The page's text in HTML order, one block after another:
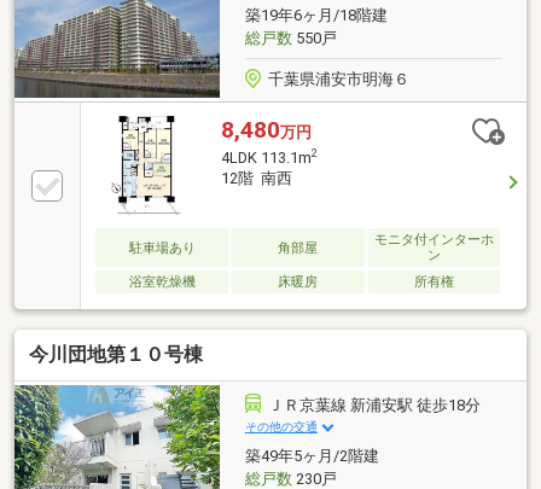
築19年6ヶ月/18階建
総戸数550戸
千葉県浦安市明海６
8,480万円
4LDK 113.1m2
12階 南西
駐車場あり 角部屋
モニタ付インターホ
ン
浴室乾燥機
床暖房 所有権
今川団地第１０号棟
ＪＲ京葉線 新浦安駅 徒歩18分
その他の交通
築49年5ヶ月/2階建
総戸数230戸